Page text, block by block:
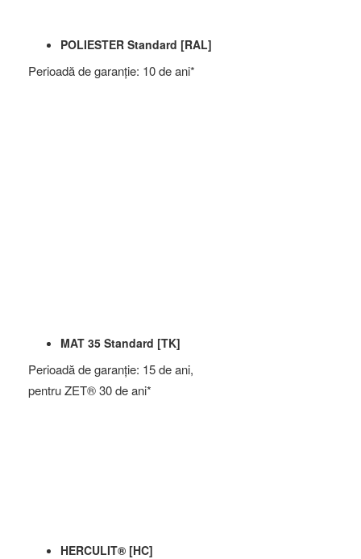
Sistem de degivrare
POLIESTER Standard [RAL]
Perioadă de garanţie: 10 de ani*
MAT 35 Standard [TK]
Perioadă de garanţie: 15 de ani,
pentru ZET® 30 de ani*
HERCULIT® [HC]